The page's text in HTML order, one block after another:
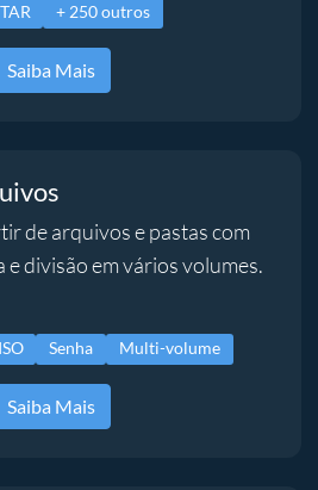
TAR + 250 outros
Saiba Mais
de arquivos e pastas com
divisão em vários volumes.
ISO Senha Multi-volume
Saiba Mais